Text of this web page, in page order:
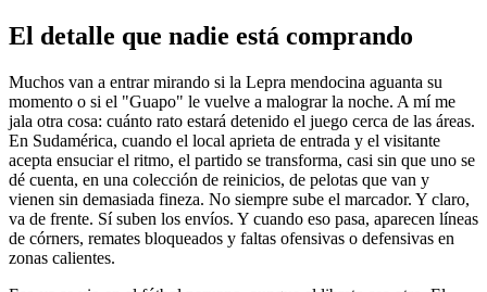
El detalle que nadie está comprando
Muchos van a entrar mirando si la Lepra mendocina aguanta su
momento o si el "Guapo" le vuelve a malograr la noche. A mí me
jala otra cosa: cuánto rato estará detenido el juego cerca de las áreas.
En Sudamérica, cuando el local aprieta de entrada y el visitante
acepta ensuciar el ritmo, el partido se transforma, casi sin que uno se
dé cuenta, en una colección de reinicios, de pelotas que van y
vienen sin demasiada fineza. No siempre sube el marcador. Y claro,
va de frente. Sí suben los envíos. Y cuando eso pasa, aparecen líneas
de córners, remates bloqueados y faltas ofensivas o defensivas en
zonas calientes.